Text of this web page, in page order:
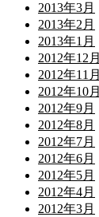
2013年3月
2013年2月
2013年1月
2012年12月
2012年11月
2012年10月
2012年9月
2012年8月
2012年7月
2012年6月
2012年5月
2012年4月
2012年3月